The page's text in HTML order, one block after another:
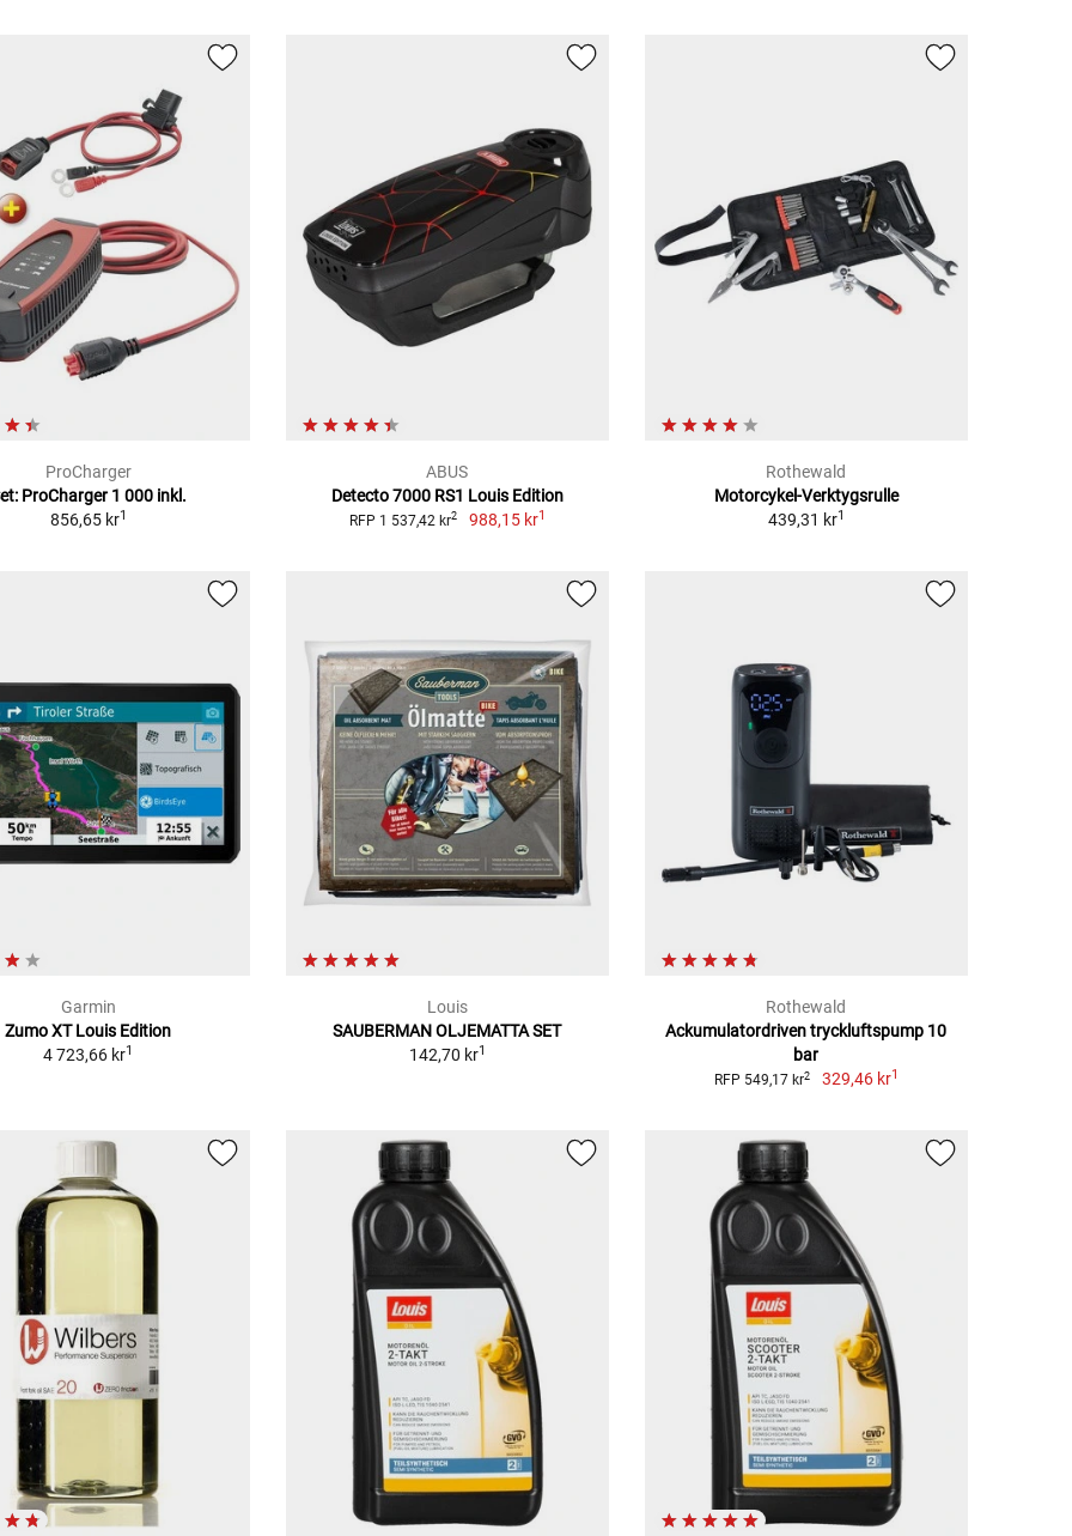
ProCharger
ProCharger 1 000 inkl.
856,65 kr1
ABUS
Detecto 7000 RS1 Louis Edition
RFP 1 537,42 kr2 988,15 kr1
Rothewald
Motorcykel-Verktygsrulle
439,31 kr1
Garmin
Zumo XT Louis Edition
4 723,66 kr1
Louis
SAUBERMAN OLJEMATTA SET
142,70 kr1
Rothewald
Ackumulatordriven tryckluftspump 10
bar
RFP 549,17 kr2 329,46 kr1